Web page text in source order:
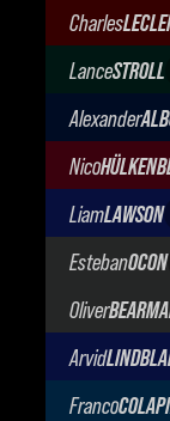
Aston
Charles
LanceSTROLL
Aston
Alexander
Nico
Audi
LiamLAWSON
Visa
EstebanOCON
TGR
Oliver
TGR
Arvid
Visa
Franco